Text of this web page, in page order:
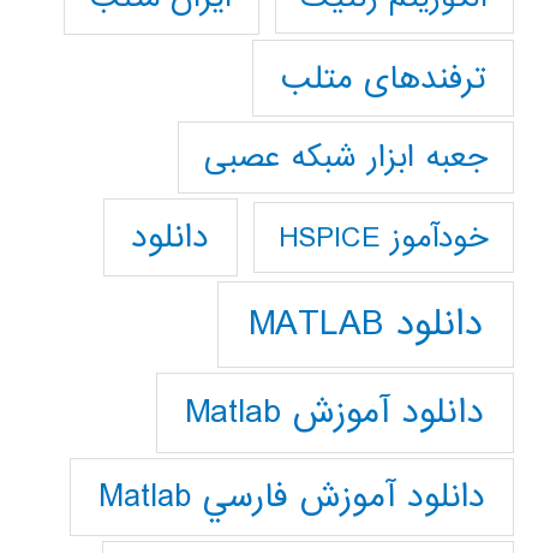
ترفندهای متلب
جعبه ابزار شبکه عصبی
خودآموز HSPICE دانلود
دانلود MATLAB
دانلود آموزش Matlab
دانلود آموزش فارسي Matlab